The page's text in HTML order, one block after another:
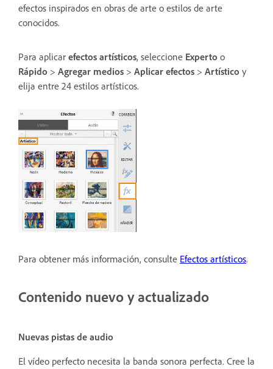
efectos inspirados en obras de arte o estilos de arte
conocidos.
Para aplicar efectos artísticos, seleccione Experto o
Rápido > Agregar medios > Aplicar efectos > Artístico y
elija entre 24 estilos artísticos.
Para obtener más información, consulte Efectos artísticos.
Contenido nuevo y actualizado
Nuevas pistas de audio
El vídeo perfecto necesita la banda sonora perfecta. Cree la